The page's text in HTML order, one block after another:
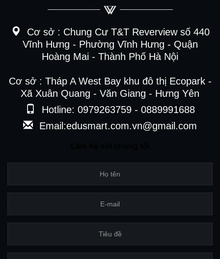
Cơ sở : Chung Cư T&T Reverview số 440
Vĩnh Hưng - Phường Vĩnh Hưng - Quận
Hoàng Mai - Thành Phố Hà Nội
Cơ sở : Tháp A West Bay khu đô thị Ecopark -
Xã Xuân Quang - Văn Giang - Hưng Yên
Hotline: 0979263759 - 0889991688
Email:edusmart.com.vn@gmail.com